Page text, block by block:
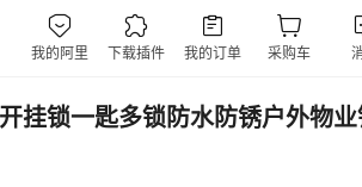
挂锁一匙多锁防水防锈户外物